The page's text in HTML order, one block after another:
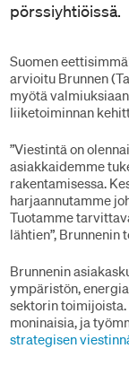
pörssiyhtiöissä.
Suomen
arvioitu Brunnen
myötä
liiketoiminnan
”Viestintä on
asiakkaidemme
rakentamisessa.
harjaannutamme
Tuotamme
lähtien”, Brunnenin
Brunnenin
ympäristön,
sektorin
moninaisia, ja
strategisen